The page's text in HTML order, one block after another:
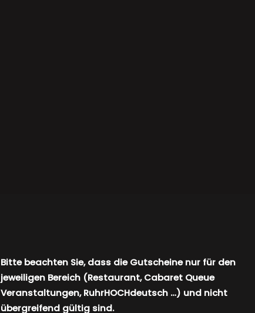
Bitte beachten Sie, dass die Gutscheine nur für den
jeweiligen Bereich (Restaurant, Cabaret Queue
Veranstaltungen, RuhrHOCHdeutsch …) und nicht
übergreifend gültig sind.